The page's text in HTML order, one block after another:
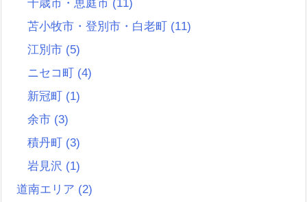
苫小牧市・登別市・白老町 (11)
江別市 (5)
ニセコ町 (4)
新冠町 (1)
余市 (3)
積丹町 (3)
岩見沢 (1)
道南エリア (2)